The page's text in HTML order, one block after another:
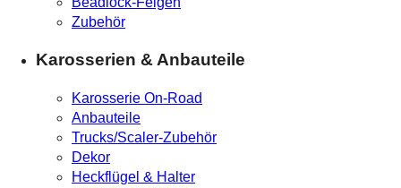
Zubehör
Karosserien & Anbauteile
Karosserie On-Road
Anbauteile
Trucks/Scaler-Zubehör
Dekor
Heckflügel & Halter